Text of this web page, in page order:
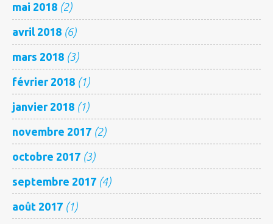
mai 2018 (2)
avril 2018 (6)
mars 2018 (3)
février 2018 (1)
janvier 2018 (1)
novembre 2017 (2)
octobre 2017 (3)
septembre 2017 (4)
août 2017 (1)